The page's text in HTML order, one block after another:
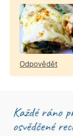
Odpovědět